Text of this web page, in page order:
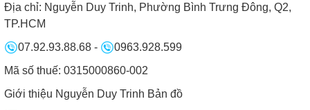
SHOWROOM BẾP NAM ANH
Địa chỉ: Nguyễn Duy Trinh, Phường Bình Trưng Đông, Q2,
TP.HCM
07.92.93.88.68 -
0963.928.599
Mã số thuế: 0315000860-002
Giới thiệu Nguyễn Duy Trinh Bản đồ